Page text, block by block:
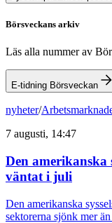
Börsveckans arkiv
Läs alla nummer av
E-tidning Börsveckan
nyheter/
7 augusti, 14:47
Den amerikanska
väntat i juli
Den amerikanska
sektorerna sjönk mer